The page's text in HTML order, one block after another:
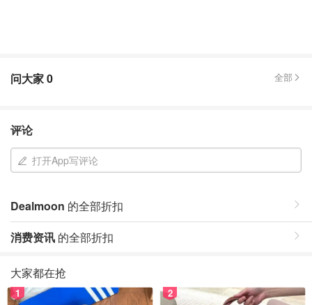
问大家0 全部
评论
打开App写评论
Dealmoon 的全部折扣
消费资讯 的全部折扣
大家都在抢
1 2